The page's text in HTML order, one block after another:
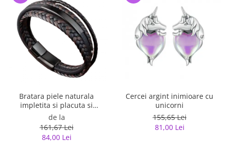
Bratara piele naturala
impletita si placuta si
inchizatoare din inox
de la
161,67 Lei
84,00 Lei
Cercei argint inimioare cu
unicorni
155,65 Lei
81,00 Lei